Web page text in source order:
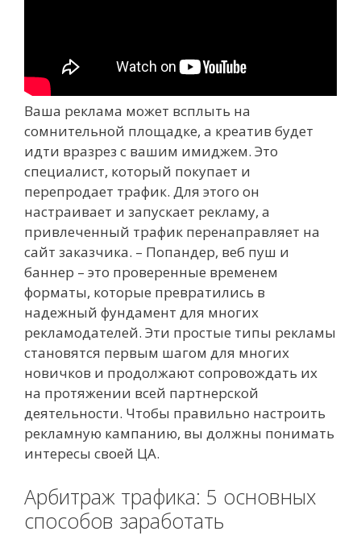
Ваша реклама может всплыть на
сомнительной площадке, а креатив будет
идти вразрез с вашим имиджем. Это
специалист, который покупает и
перепродает трафик. Для этого он
настраивает и запускает рекламу, а
привлеченный трафик перенаправляет на
сайт заказчика. – Попандер, веб пуш и
баннер – это проверенные временем
форматы, которые превратились в
надежный фундамент для многих
рекламодателей. Эти простые типы рекламы
становятся первым шагом для многих
новичков и продолжают сопровождать их
на протяжении всей партнерской
деятельности. Чтобы правильно настроить
рекламную кампанию, вы должны понимать
интересы своей ЦА.
Арбитраж трафика: 5 основных
способов заработать